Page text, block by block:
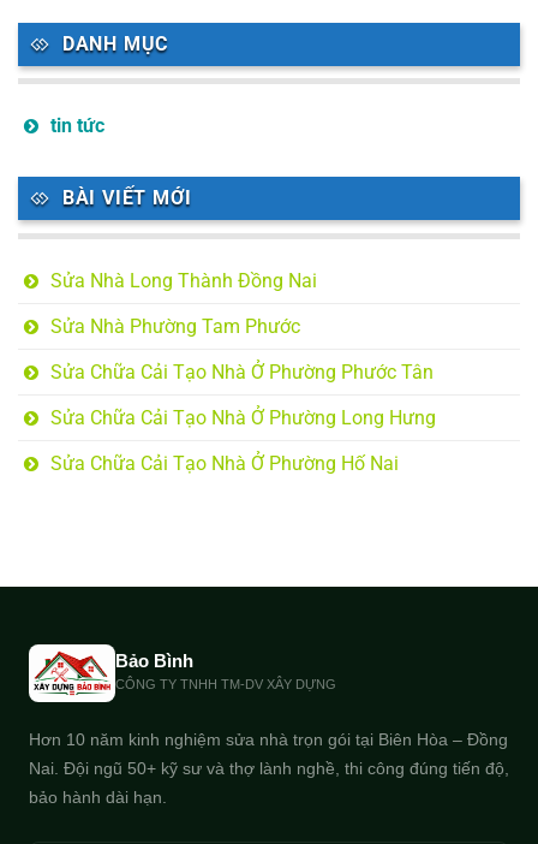
DANH MỤC
tin tức
BÀI VIẾT MỚI
Sửa Nhà Long Thành Đồng Nai
Sửa Nhà Phường Tam Phước
Sửa Chữa Cải Tạo Nhà Ở Phường Phước Tân
Sửa Chữa Cải Tạo Nhà Ở Phường Long Hưng
Sửa Chữa Cải Tạo Nhà Ở Phường Hố Nai
Bảo Bình
CÔNG TY TNHH TM-DV XÂY DỰNG
Hơn 10 năm kinh nghiệm sửa nhà trọn gói tại Biên Hòa – Đồng
Nai. Đội ngũ 50+ kỹ sư và thợ lành nghề, thi công đúng tiến độ,
bảo hành dài hạn.